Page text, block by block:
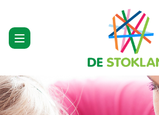
Toggle
navigation